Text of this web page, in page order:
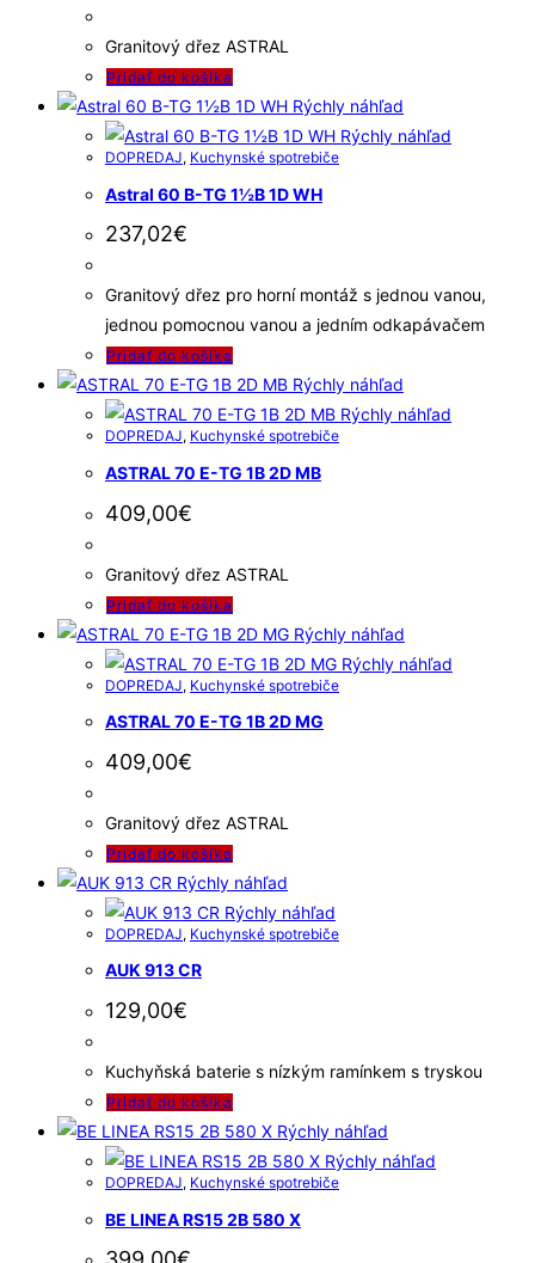
Granitový dřez ASTRAL
Pridať do košíka
Rýchly náhľad
Rýchly náhľad
DOPREDAJ, Kuchynské spotrebiče
Astral 60 B-TG 1½B 1D WH
237,02€
Granitový dřez pro horní montáž s jednou vanou,
jednou pomocnou vanou a jedním odkapávačem
Pridať do košíka
Rýchly náhľad
Rýchly náhľad
DOPREDAJ, Kuchynské spotrebiče
ASTRAL 70 E-TG 1B 2D MB
409,00€
Granitový dřez ASTRAL
Pridať do košíka
Rýchly náhľad
Rýchly náhľad
DOPREDAJ, Kuchynské spotrebiče
ASTRAL 70 E-TG 1B 2D MG
409,00€
Granitový dřez ASTRAL
Pridať do košíka
Rýchly náhľad
Rýchly náhľad
DOPREDAJ, Kuchynské spotrebiče
AUK 913 CR
129,00€
Kuchyňská baterie s nízkým ramínkem s tryskou
Pridať do košíka
Rýchly náhľad
Rýchly náhľad
DOPREDAJ, Kuchynské spotrebiče
BE LINEA RS15 2B 580 X